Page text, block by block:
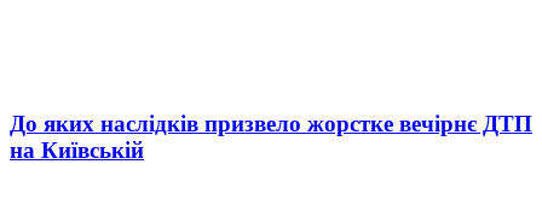
До яких наслідків призвело жорстке вечірнє ДТП
на Київській